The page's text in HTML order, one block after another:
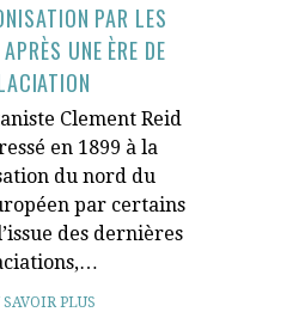
PAR LES
UNE ÈRE DE
Clement Reid
en 1899 à la
du nord du
par certains
des dernières
PLUS